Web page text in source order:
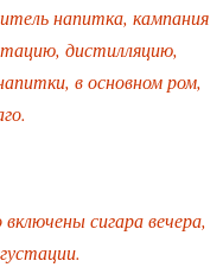
напитка, кампания
дистилляцию,
в основном ром,
сигара вечера,